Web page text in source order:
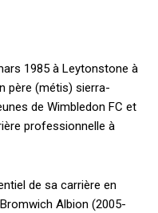
1985 à Leytonstone à
père (métis) sierra-
de Wimbledon FC et
professionnelle à
de sa carrière en
Albion (2005-